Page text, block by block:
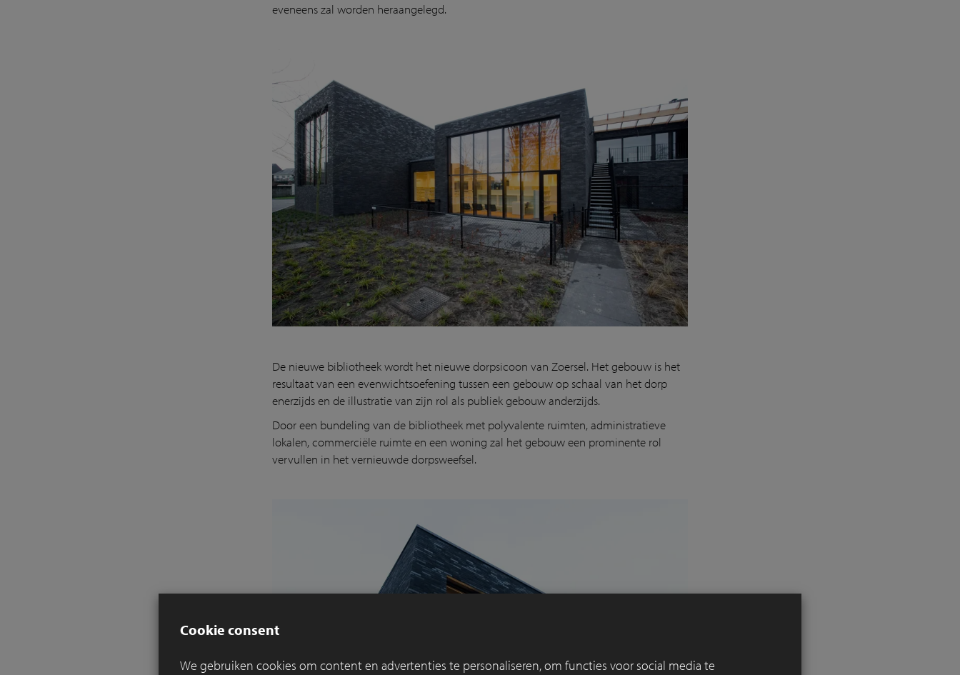
eveneens zal worden heraangelegd.
De nieuwe bibliotheek wordt het nieuwe dorpsicoon van Zoersel. Het gebouw is het
resultaat van een evenwichtsoefening tussen een gebouw op schaal van het dorp
enerzijds en de illustratie van zijn rol als publiek gebouw anderzijds.
Door een bundeling van de bibliotheek met polyvalente ruimten, administratieve
lokalen, commerciële ruimte en een woning zal het gebouw een prominente rol
vervullen in het vernieuwde dorpsweefsel.
Cookie consent
We gebruiken cookies om content en advertenties te personaliseren, om functies voor social media te